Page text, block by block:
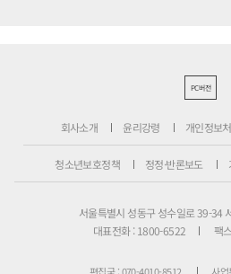
PC버전
회사소개 윤리강령 개인정보
청소년보호정책 정정·반론보도
서울특별시 성동구 성수일로 39-34
대표전화 : 1800-6522
팩
편집국 : 070-4010-8512 사